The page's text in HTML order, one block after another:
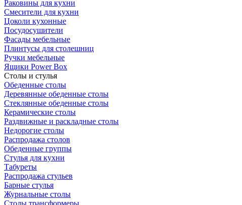
Раковины для кухни
Смесители для кухни
Цоколи кухонные
Посудосушители
Фасады мебельные
Плинтусы для столешниц
Ручки мебельные
Ящики Power Box
Столы и стулья
Обеденные столы
Деревянные обеденные столы
Стеклянные обеденные столы
Керамические столы
Раздвижные и раскладные столы
Недорогие столы
Распродажа столов
Обеденные группы
Стулья для кухни
Табуреты
Распродажа стульев
Барные стулья
Журнальные столы
Столы трансформеры